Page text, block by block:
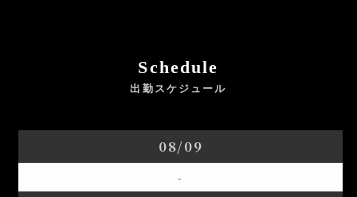
Schedule
出勤スケジュール
08/09
-